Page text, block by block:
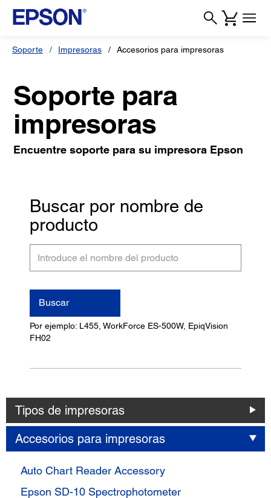
Soporte Impresoras Accesorios para impresoras
Soporte para
impresoras
Encuentre soporte para su impresora Epson
Buscar por nombre de
producto
del
producto
Buscar
Por ejemplo: L455, WorkForce ES-500W, EpiqVision
FH02
Tipos de impresoras
Accesorios para impresoras
Auto Chart Reader Accessory
Epson SD-10 Spectrophotometer